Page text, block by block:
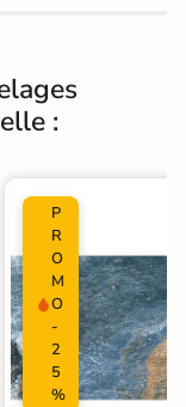
effet pierre
:
P
R
O
M
O
-
2
5
%